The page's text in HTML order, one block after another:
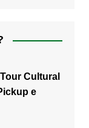
Cultural
e